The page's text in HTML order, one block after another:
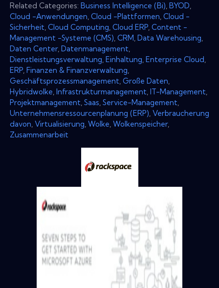
Related Categories: Business Intelligence (Bi) BYOD
Cloud -Anwendungen Cloud -Plattformen Cloud -
Sicherheit Cloud Computing Cloud ERP Content -
Management -Systeme (CMS) CRM Data Warehousing
Daten Center, Datenmanagement
Dienstleistungsverwaltung Einhaltung Enterprise Cloud
ERP Finanzen & Finanzverwaltung
Geschäftsprozessmanagement Große Daten
Hybridwolke Infrastrukturmanagement IT-Management
Projektmanagement Saas Service-Management
Unternehmensressourcenplanung (ERP) Verbraucherung
davon Virtualisierung Wolke Wolkenspeicher,
Zusammenarbeit